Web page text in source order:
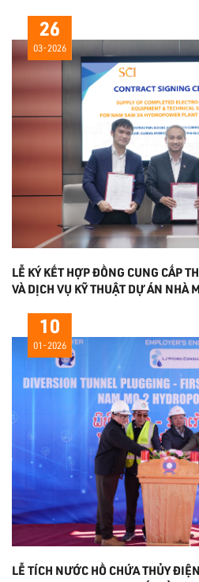
LỄ KÝ KẾT HỢP ĐỒNG CUNG CẤP
VÀ DỊCH VỤ KỸ THUẬT DỰ ÁN NHÀ
26
03-2026
LỄ TÍCH NƯỚC HỒ CHỨA THỦY
10
01-2026